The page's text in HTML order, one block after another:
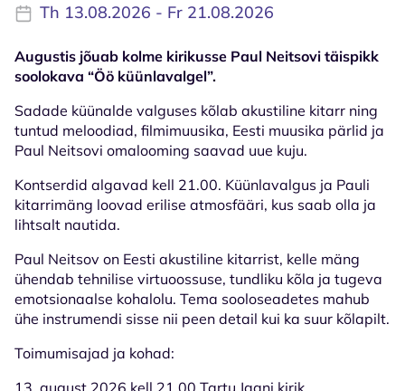
Th 13.08.2026 - Fr 21.08.2026
Augustis jõuab kolme kirikusse Paul Neitsovi täispikk
soolokava “Öö küünlavalgel”.
Sadade küünalde valguses kõlab akustiline kitarr ning
tuntud meloodiad, filmimuusika, Eesti muusika pärlid ja
Paul Neitsovi omalooming saavad uue kuju.
Kontserdid algavad kell 21.00. Küünlavalgus ja Pauli
kitarrimäng loovad erilise atmosfääri, kus saab olla ja
lihtsalt nautida.
Paul Neitsov on Eesti akustiline kitarrist, kelle mäng
ühendab tehnilise virtuoossuse, tundliku kõla ja tugeva
emotsionaalse kohalolu. Tema sooloseadetes mahub
ühe instrumendi sisse nii peen detail kui ka suur kõlapilt.
Toimumisajad ja kohad:
13. august 2026 kell 21.00 Tartu Jaani kirik